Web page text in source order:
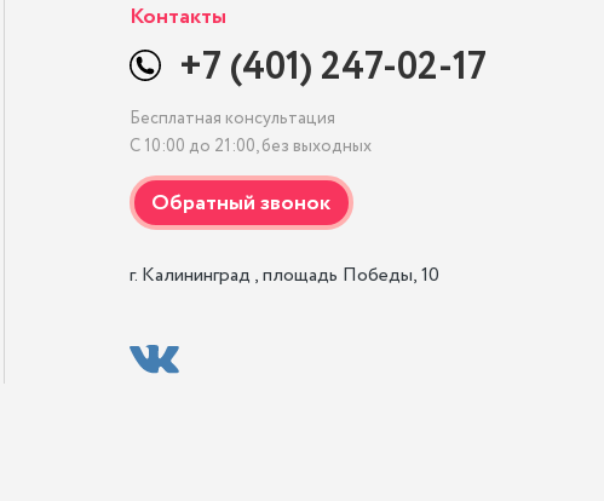
Контакты
+7 (401) 247-02-17
Бесплатная консультация
С 10:00 до 21:00, без выходных
г. Калининград , площадь Победы, 10